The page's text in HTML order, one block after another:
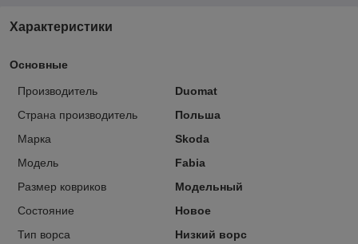
Характеристики
Основные
Производитель
Duomat
Страна производитель
Польша
Марка
Skoda
Модель
Fabia
Размер ковриков
Модельный
Состояние
Новое
Тип ворса
Низкий ворс